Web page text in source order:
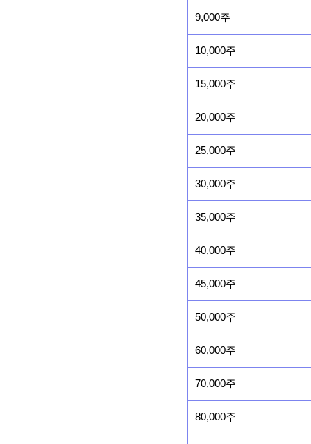
9,000주
10,000주
15,000주
20,000주
25,000주
30,000주
35,000주
40,000주
45,000주
50,000주
60,000주
70,000주
80,000주